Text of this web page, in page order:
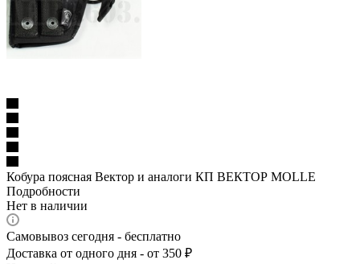
Кобура поясная Вектор и аналоги КП ВЕКТОР MOLLE
Подробности
Нет в наличии
Самовывоз сегодня - бесплатно
Доставка от одного дня - от 350 ₽